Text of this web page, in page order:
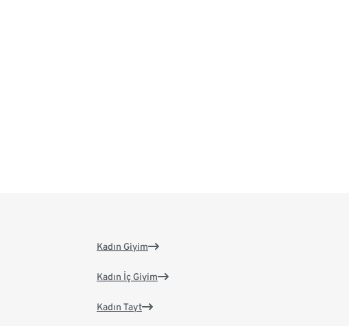
Kadın Giyim
Kadın İç Giyim
Kadın Tayt